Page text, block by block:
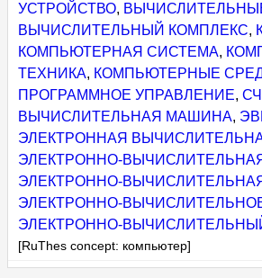
УСТРОЙСТВО,
ВЫЧИСЛИТЕЛЬНЫЙ КОМПЛЕКС,
КОМПЬЮТЕРНАЯ СИСТЕМА,
ТЕХНИКА, КОМПЬЮТЕРНЫЕ
ПРОГРАММНОЕ УПРАВЛЕНИЕ,
ВЫЧИСЛИТЕЛЬНАЯ МАШИНА,
ЭЛЕКТРОННАЯ
ЭЛЕКТРОННО-
ЭЛЕКТРОННО-
ЭЛЕКТРОННО-
ЭЛЕКТРОННО-
[RuThes concept: компьютер]